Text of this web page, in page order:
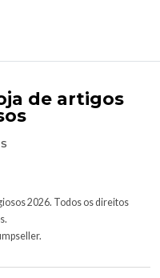
de artigos
2026. Todos os direitos
.